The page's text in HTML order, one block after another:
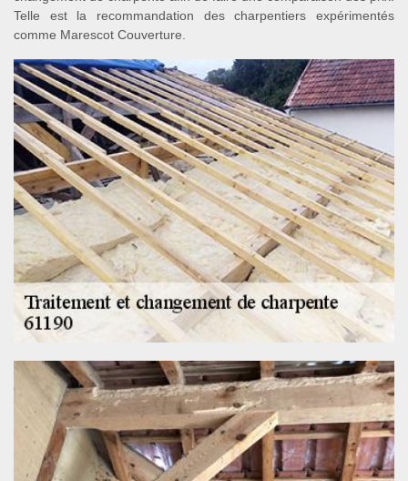
Telle est la recommandation des charpentiers expérimentés
comme Marescot Couverture.